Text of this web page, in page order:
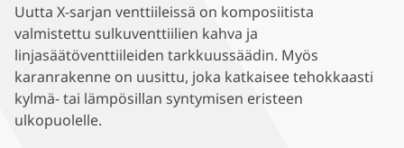
Uutta X-sarjan venttiileissä on komposiitista
valmistettu sulkuventtiilien kahva ja
linjasäätöventtiileiden tarkkuussäädin. Myös
karanrakenne on uusittu, joka katkaisee tehokkaasti
kylmä- tai lämpösillan syntymisen eristeen
ulkopuolelle.